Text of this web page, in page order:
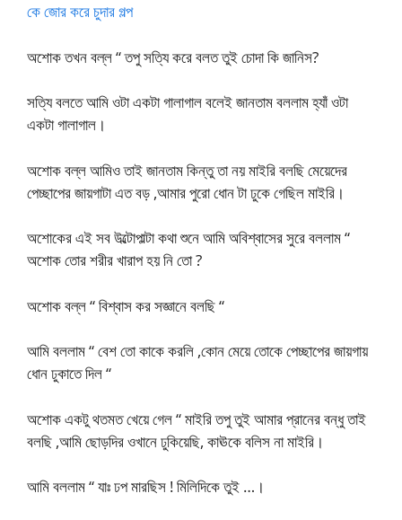
কে জোর করে চুদার গল্প
অশোক তখন বল্ল “ তপু সত্যি করে বলত তুই চোদা কি জানিস?
সত্যি বলতে আমি ওটা একটা গালাগাল বলেই জানতাম বললাম হ্যাঁ ওটা
একটা গালাগাল।
অশোক বল্ল আমিও তাই জানতাম কিন্তু তা নয় মাইরি বলছি মেয়েদের
পেচ্ছাপের জায়গাটা এত বড় ,আমার পুরো ধোন টা ঢুকে গেছিল মাইরি।
অশোকের এই সব উল্টোপাল্টা কথা শুনে আমি অবিশ্বাসের সুরে বললাম “
অশোক তোর শরীর খারাপ হয় নি তো ?
অশোক বল্ল “ বিশ্বাস কর সজ্ঞানে বলছি “
আমি বললাম “ বেশ তো কাকে করলি ,কোন মেয়ে তোকে পেচ্ছাপের জায়গায়
ধোন ঢুকাতে দিল “
অশোক একটু থতমত খেয়ে গেল “ মাইরি তপু তুই আমার প্রানের বন্ধু তাই
বলছি ,আমি ছোড়দির ওখানে ঢুকিয়েছি, কাঊকে বলিস না মাইরি।
আমি বললাম “ যাঃ ঢপ মারছিস ! মিলিদিকে তুই …।